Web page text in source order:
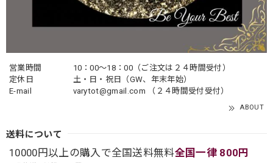
営業時間
10：00〜18：00（ご注文は２４時間受付）
定休日
土・日・祝日（GW、年末年始）
E-mail
varytot@gmail.com （２４時間受付受付）
ABOUT
送料について
10000円以上の購入で全国送料無料全国一律 800円